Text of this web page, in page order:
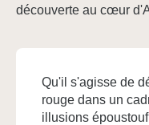
découverte au cœur
Qu'il s'agisse de
rouge dans un
illusions